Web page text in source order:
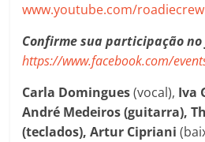
www.youtube.com/
Confirme sua participação
https://www.facebook.com/
Carla Domingues(vocal), Iva
André Medeiros (guitarra),
(teclados), Artur Cipriani